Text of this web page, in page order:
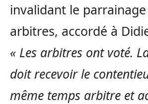
invalidant le
arbitres, accordé à
« Les arbitres ont voté.
doit recevoir le
même temps arbitre et